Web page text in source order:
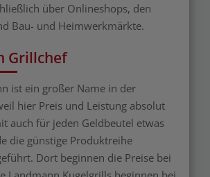
über Onlineshops, den
Bau- und Heimwerkmärkte.
Grillchef
ist ein großer Name in der
hier Preis und Leistung absolut
auch für jeden Geldbeutel etwas
die günstige Produktreihe
Dort beginnen die Preise bei